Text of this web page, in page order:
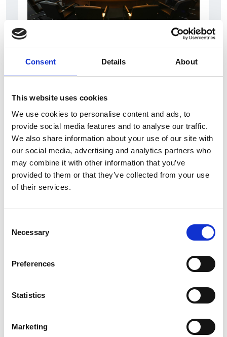
Consent Details About
This website uses cookies
We use cookies to personalise content and ads, to
provide social media features and to analyse our traffic.
We also share information about your use of our site with
our social media, advertising and analytics partners who
may combine it with other information that you’ve
provided to them or that they’ve collected from your use
of their services.
Selection
Necessary
Preferences
Statistics
Marketing
L’industriale ceco Michal Strnad acquisisce il
Italia
La crescita dell’economia ceca ha raggiunto il
Camic e Soci